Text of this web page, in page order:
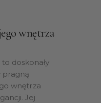
wnętrza
to doskonały
pragną
wnętrza
Jej